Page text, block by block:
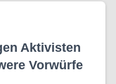
Aktivisten
Vorwürfe